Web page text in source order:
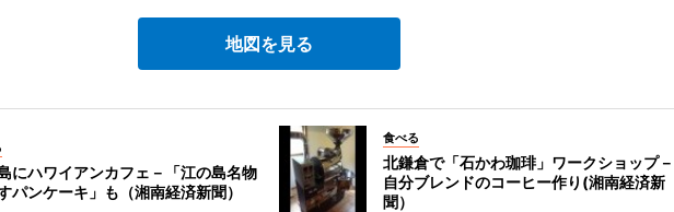
地図を見る
にハワイアンカフェ－「江の島名物
パンケーキ」も（湘南経済新聞）
食べる
北鎌倉で「石かわ珈琲」ワークショップ－
自分ブレンドのコーヒー作り(湘南経済新
聞）